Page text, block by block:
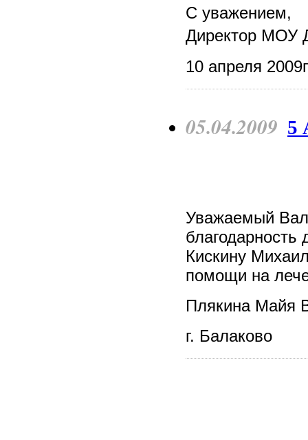
С уважением,
Директор МОУ
10 апреля
05.04.2009 5
Уважаемый
благодарность
Кискину
помощи на
Плякина Майя
г. Балаково